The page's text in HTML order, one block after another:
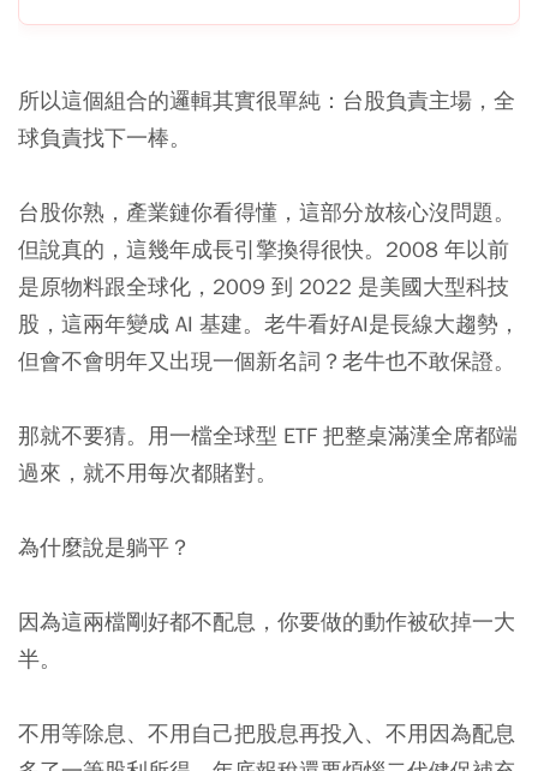
所以這個組合的邏輯其實很單純：台股負責主場，全
球負責找下一棒。
台股你熟，產業鏈你看得懂，這部分放核心沒問題。
但說真的，這幾年成長引擎換得很快。2008 年以前
是原物料跟全球化，2009 到 2022 是美國大型科技
股，這兩年變成 AI 基建。老牛看好AI是長線大趨勢，
但會不會明年又出現一個新名詞？老牛也不敢保證。
那就不要猜。用一檔全球型 ETF 把整桌滿漢全席都端
過來，就不用每次都賭對。
為什麼說是躺平？
因為這兩檔剛好都不配息，你要做的動作被砍掉一大
半。
不用等除息、不用自己把股息再投入、不用因為配息